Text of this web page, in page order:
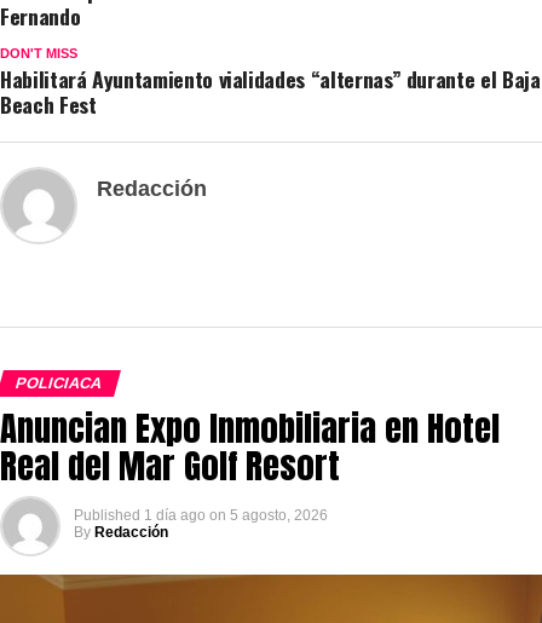
Fernando
DON'T MISS
Habilitará Ayuntamiento vialidades “alternas” durante el Baja
Beach Fest
Redacción
POLICIACA
Anuncian Expo Inmobiliaria en Hotel
Real del Mar Golf Resort
Published 1 día ago on 5 agosto, 2026
By Redacción